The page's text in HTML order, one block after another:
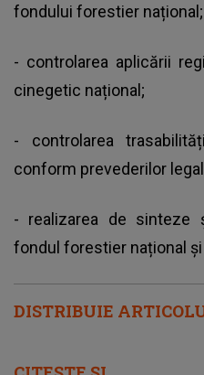
DISTRIBUIE
fondului forestier național;
- controlarea aplicării
cinegetic național;
- controlarea
conform prevederilor
- realizarea de sinteze
fondul forestier național